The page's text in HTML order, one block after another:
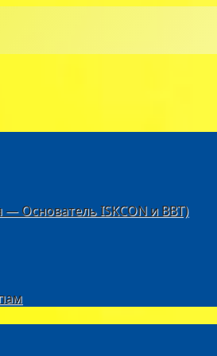
Основатель ISKCON и BBT)